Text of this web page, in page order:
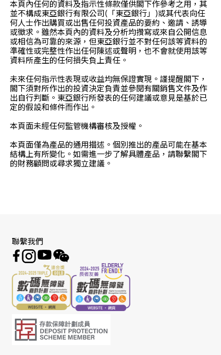
本頁內任何的資料及指示性條款僅供閣下作參考之用，其
並不構成東亞銀行有限公司(「東亞銀行」)或其代表向任
何人士作出購買或出售任何投資產品的要約、邀請、誘導
或徵求。雖然本頁內的資料及分析均攢寫或來自公開信息
或相信為可靠的來源，但東亞銀行並不對任何該等資料的
準確性或完整性作出任何陳述或聲明，也不會就使用該等
資料所產生的任何損失負上責任。
未來任何指示性表現或收益均無保證實現。謹提醒閣下，
閣下須對所作出的投資決定負責並參閱有關銷售文件及作
出自行判斷。東亞銀行所發表的任何建議或意見是基於已
定的假設和條件而作出。
本頁面未經任何監管機構審核及授權。
本頁面僅為產品的通用描述。個別推出的產品可能在基本
結構上有所變化。如需進一步了解具體產品，請聯繫閣下
的財務顧問或尋求獨立建議。
聯繫我們